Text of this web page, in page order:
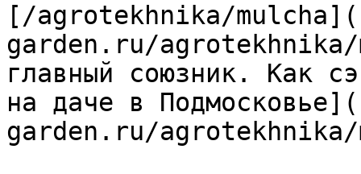
[/agrotekhnika/
garden.ru/
главный союзник. Как
на даче в
garden.ru/agrotekhnika/